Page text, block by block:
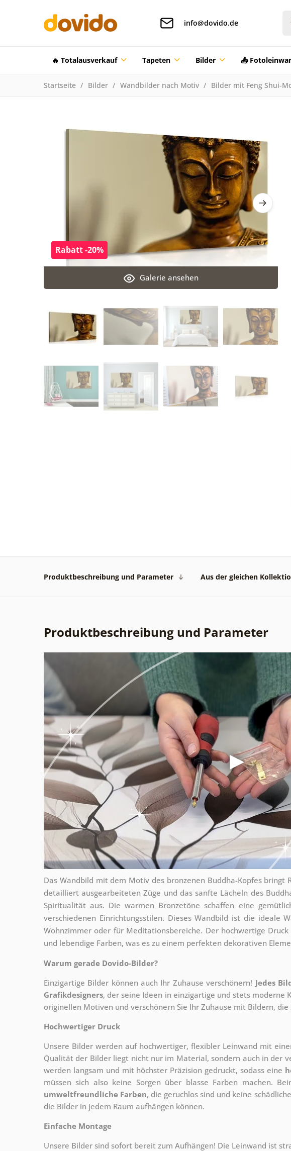
info@dovido.de
🔥 Totalausverkauf Tapeten Bilder 📤
Startseite Bilder Wandbilder nach Motiv Bilder mit Feng Shui-
Galerie ansehen
Rabatt -20%
Produktbeschreibung und Parameter Aus der gleichen
Produktbeschreibung und Parameter
Das Wandbild mit dem Motiv des bronzenen Buddha-Kopfes bringt
detailliert ausgearbeiteten Züge und das sanfte Lächeln des
Spiritualität aus. Die warmen Bronzetöne schaffen eine
verschiedenen Einrichtungsstilen. Dieses Wandbild ist die ideale
Wohnzimmer oder für Meditationsbereiche. Der hochwertige
und lebendige Farben, was es zu einem perfekten dekorativen
Warum gerade Dovido-Bilder?
Einzigartige Bilder können auch Ihr Zuhause verschönern! Jedes
Grafikdesigners, der seine Ideen in einzigartige und stets moderne
originellen Motiven und verschönern Sie Ihr Zuhause mit Bildern, die
Hochwertiger Druck
Unsere Bilder werden auf hochwertiger, flexibler Leinwand mit
Qualität der Bilder liegt nicht nur im Material, sondern auch in der
werden langsam und mit höchster Präzision gedruckt, sodass eine
müssen sich also keine Sorgen über blasse Farben machen.
umweltfreundliche Farben, die geruchlos sind und keine
die Bilder in jedem Raum aufhängen können.
Einfache Montage
Unsere Bilder sind sofort bereit zum Aufhängen! Die Leinwand ist